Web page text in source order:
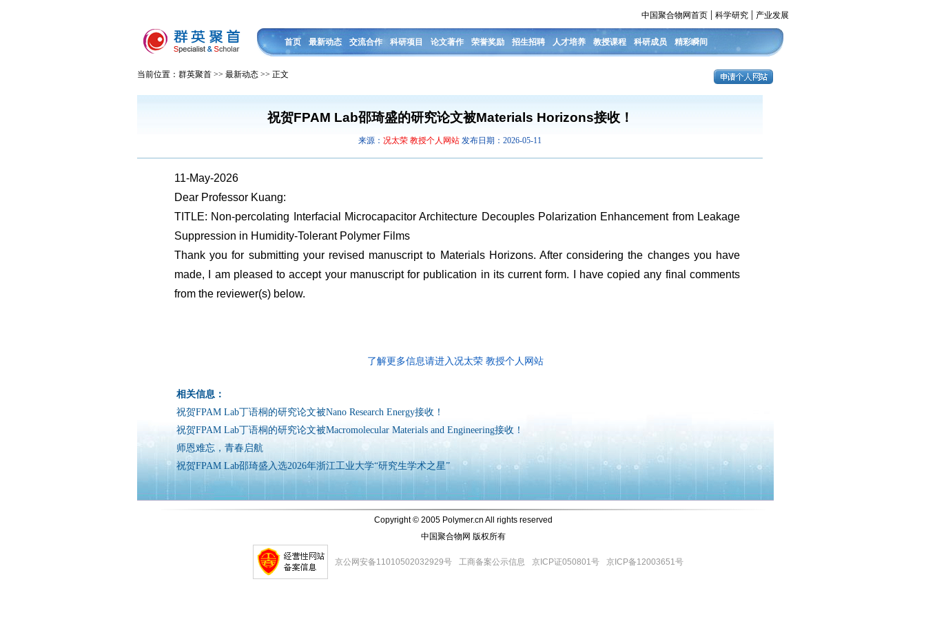
中国聚合物网首页 | 科学研究 | 产业发展
首页 最新动态 交流合作 科研项目 论文著作 荣誉奖励 招生招聘 人才培养 教授课程 科研成员 精彩瞬间
当前位置：群英聚首 >> 最新动态 >> 正文
祝贺FPAM Lab邵琦盛的研究论文被Materials Horizons接收！
来源： 况太荣 教授个人网站 发布日期：2026-05-11
11-May-2026
Dear Professor Kuang:
TITLE: Non-percolating Interfacial Microcapacitor Architecture Decouples Polarization Enhancement from Leakage
Suppression in Humidity-Tolerant Polymer Films
Thank you for submitting your revised manuscript to Materials Horizons. After considering the changes you have
made, I am pleased to accept your manuscript for publication in its current form. I have copied any final comments
from the reviewer(s) below.
了解更多信息请进入况太荣 教授个人网站
相关信息：
祝贺FPAM Lab丁语桐的研究论文被Nano Research Energy接收！
祝贺FPAM Lab丁语桐的研究论文被Macromolecular Materials and Engineering接收！
师恩难忘，青春启航
祝贺FPAM Lab邵琦盛入选2026年浙江工业大学“研究生学术之星”
Copyright © 2005 Polymer.cn All rights reserved
中国聚合物网 版权所有
京公网安备11010502032929号 工商备案公示信息 京ICP证050801号 京ICP备12003651号